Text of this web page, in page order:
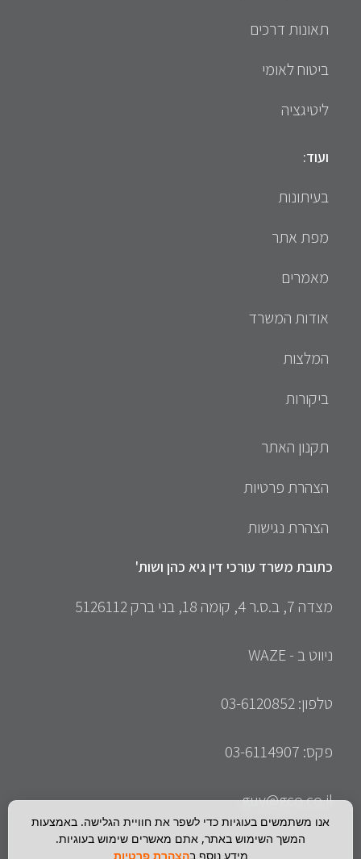
תאונות דרכים
ביטוח לאומי
ליטיגציה
ועוד:
בעיתונות
מפת אתר
מאמרים
אודות המשרד
המלצות
ביקורות
תקנון האתר
הצהרת פרטיות
הצהרת נגישות
כתובת משרד עורכי דין גיא כהן ושות'
מצדה 7, ב.ס.ר 4, קומה 18, בני ברק 5126112
ניווט ב - WAZE
טלפון: 03-6120852
פקס: 03-6114907
guy@gco.co.il
אנו משתמשים בעוגיות כדי לשפר את חוויית הגלישה. באמצעות
המשך השימוש באתר, אתם מאשרים שימוש בעוגיות.
מידע נוסף בהצהרת פרטיות